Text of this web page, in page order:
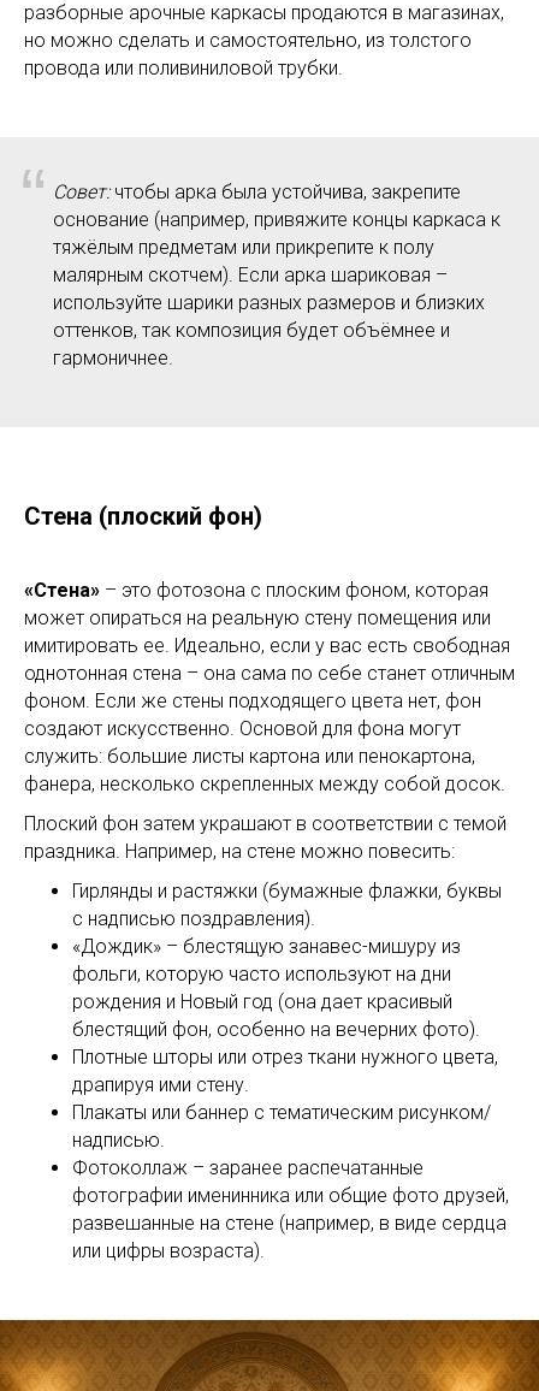
разборные арочные каркасы продаются в магазинах,
но можно сделать и самостоятельно, из толстого
провода или поливиниловой трубки.
“ Совет:чтобы арка была устойчива, закрепите
основание (например, привяжите концы каркаса к
тяжёлым предметам или прикрепите к полу
малярным скотчем). Если арка шариковая –
используйте шарики разных размеров и близких
оттенков, так композиция будет объёмнее и
гармоничнее.
Стена (плоский фон)
«Стена» – это фотозона с плоским фоном, которая
может опираться на реальную стену помещения или
имитировать ее. Идеально, если у вас есть свободная
однотонная стена – она сама по себе станет отличным
фоном. Если же стены подходящего цвета нет, фон
создают искусственно. Основой для фона могут
служить: большие листы картона или пенокартона,
фанера, несколько скрепленных между собой досок.
Плоский фон затем украшают в соответствии с темой
праздника. Например, на стене можно повесить:
Гирлянды и растяжки (бумажные флажки, буквы
с надписью поздравления).
«Дождик» – блестящую занавес-мишуру из
фольги, которую часто используют на дни
рождения и Новый год (она дает красивый
блестящий фон, особенно на вечерних фото).
Плотные шторы или отрез ткани нужного цвета,
драпируя ими стену.
Плакаты или баннер с тематическим рисунком/
надписью.
Фотоколлаж – заранее распечатанные
фотографии именинника или общие фото друзей,
развешанные на стене (например, в виде сердца
или цифры возраста).